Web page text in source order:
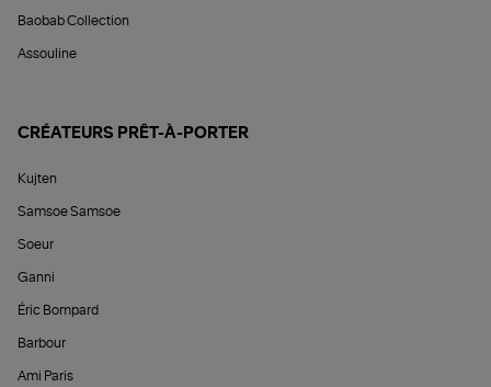
Baobab Collection
Assouline
CRÉATEURS PRÊT-À-PORTER
Kujten
Samsoe Samsoe
Soeur
Ganni
Éric Bompard
Barbour
Ami Paris